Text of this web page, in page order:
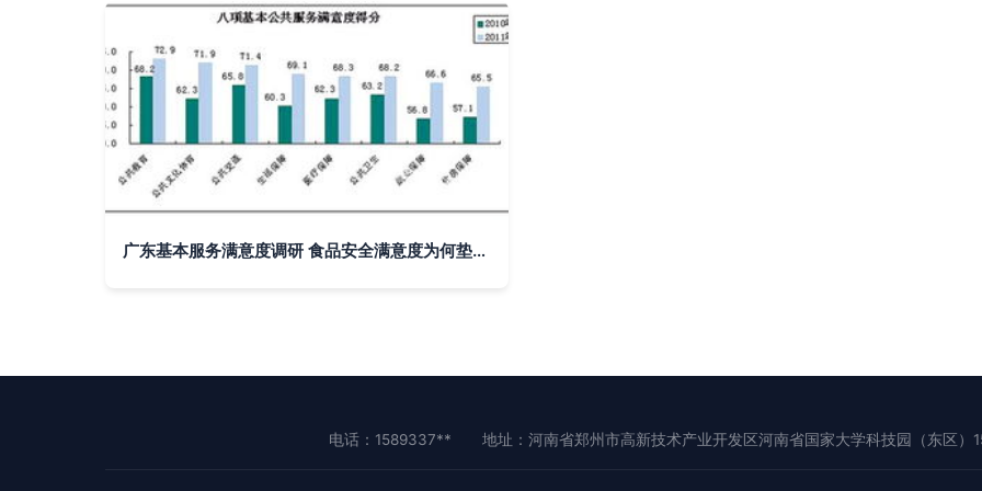
广东基本服务满意度调研 食品安全满意度为何垫底？
电话：1589337** 地址：河南省郑州市高新技术产业开发区河南省国家大学科技园（东区）